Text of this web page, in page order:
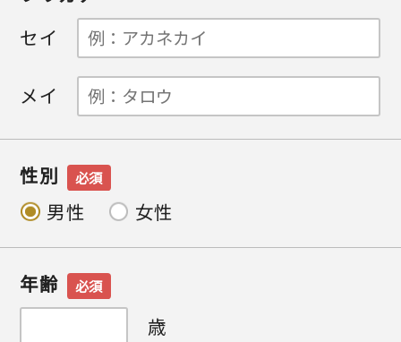
セイ
メイ
性別 必須
男性 女性
年齢 必須
歳